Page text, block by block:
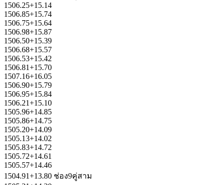
1506.25+15.14
1506.85+15.74
1506.75+15.64
1506.98+15.87
1506.50+15.39
1506.68+15.57
1506.53+15.42
1506.81+15.70
1507.16+16.05
1506.90+15.79
1506.95+15.84
1506.21+15.10
1505.96+14.85
1505.86+14.75
1505.20+14.09
1505.13+14.02
1505.83+14.72
1505.72+14.61
1505.57+14.46
1504.91+13.80 ช่อง9คู่สาม